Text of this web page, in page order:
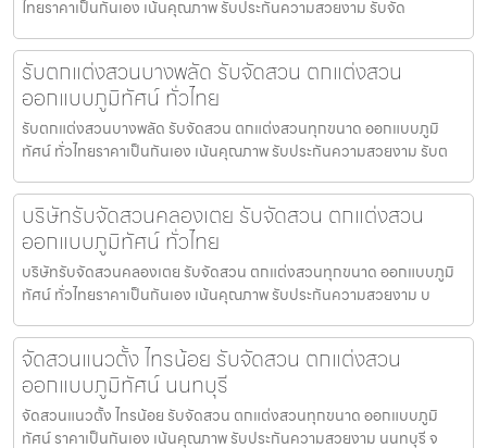
ไทยราคาเป็นกันเอง เน้นคุณภาพ รับประกันความสวยงาม รับจัด
รับตกแต่งสวนบางพลัด รับจัดสวน ตกแต่งสวน
ออกแบบภูมิทัศน์ ทั่วไทย
รับตกแต่งสวนบางพลัด รับจัดสวน ตกแต่งสวนทุกขนาด ออกแบบภูมิ
ทัศน์ ทั่วไทยราคาเป็นกันเอง เน้นคุณภาพ รับประกันความสวยงาม รับต
บริษัทรับจัดสวนคลองเตย รับจัดสวน ตกแต่งสวน
ออกแบบภูมิทัศน์ ทั่วไทย
บริษัทรับจัดสวนคลองเตย รับจัดสวน ตกแต่งสวนทุกขนาด ออกแบบภูมิ
ทัศน์ ทั่วไทยราคาเป็นกันเอง เน้นคุณภาพ รับประกันความสวยงาม บ
จัดสวนแนวตั้ง ไทรน้อย รับจัดสวน ตกแต่งสวน
ออกแบบภูมิทัศน์ นนทบุรี
จัดสวนแนวตั้ง ไทรน้อย รับจัดสวน ตกแต่งสวนทุกขนาด ออกแบบภูมิ
ทัศน์ ราคาเป็นกันเอง เน้นคุณภาพ รับประกันความสวยงาม นนทบุรี จ